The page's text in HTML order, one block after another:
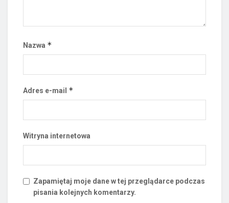
Nazwa *
Adres e-mail *
Witryna internetowa
Zapamiętaj moje dane w tej przeglądarce podczas
pisania kolejnych komentarzy.